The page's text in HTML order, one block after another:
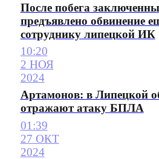
После побега
предъявлено обвинение
сотруднику липецкой ИК
10:20
2 НОЯ
2024
Артамонов: в Липецкой
отражают атаку БПЛА
01:39
27 ОКТ
2024